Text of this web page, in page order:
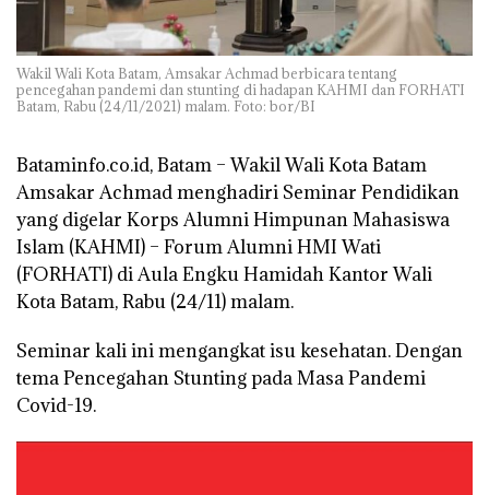
Wakil Wali Kota Batam, Amsakar Achmad berbicara tentang
pencegahan pandemi dan stunting di hadapan KAHMI dan FORHATI
Batam, Rabu (24/11/2021) malam. Foto: bor/BI
Bataminfo.co.id, Batam –Wakil Wali Kota Batam
Amsakar Achmad menghadiri Seminar Pendidikan
yang digelar Korps Alumni Himpunan Mahasiswa
Islam (KAHMI) – Forum Alumni HMI Wati
(FORHATI) di Aula Engku Hamidah Kantor Wali
Kota Batam, Rabu (24/11) malam.
Seminar kali ini mengangkat isu kesehatan. Dengan
tema Pencegahan Stunting pada Masa Pandemi
Covid-19.